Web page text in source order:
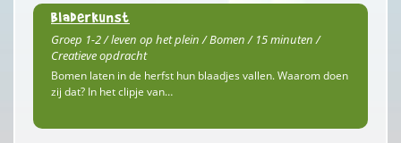
Bladerkunst
Groep 1-2 / leven op het plein / Bomen / 15 minuten /
Creatieve opdracht
Bomen laten in de herfst hun blaadjes vallen. Waarom doen
zij dat? In het clipje van…